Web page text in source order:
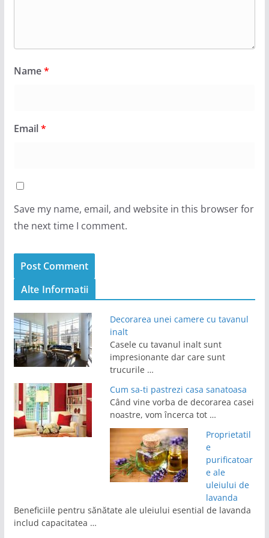
Name*
Email*
Save my name, email, and website in this browser for
the next time I comment.
Alte Informatii
Decorarea unei camere cu tavanul
inalt
Casele cu tavanul inalt sunt
impresionante dar care sunt
trucurile …
Cum sa-ti pastrezi casa sanatoasa
Când vine vorba de decorarea casei
noastre, vom încerca tot …
Proprietatil
e
purificatoar
e ale
uleiului de
lavanda
Beneficiile pentru sănătate ale uleiului esential de lavanda
includ capacitatea …